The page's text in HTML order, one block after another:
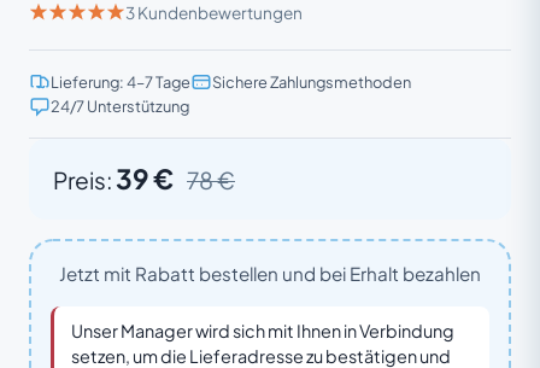
3 Kundenbewertungen
Lieferung: 4–7 Tage
Sichere Zahlungsmethoden
24/7 Unterstützung
Preis:39 € 78 €
Jetzt mit Rabatt bestellen und bei Erhalt bezahlen
Unser Manager wird sich mit Ihnen in Verbindung
setzen, um die Lieferadresse zu bestätigen und